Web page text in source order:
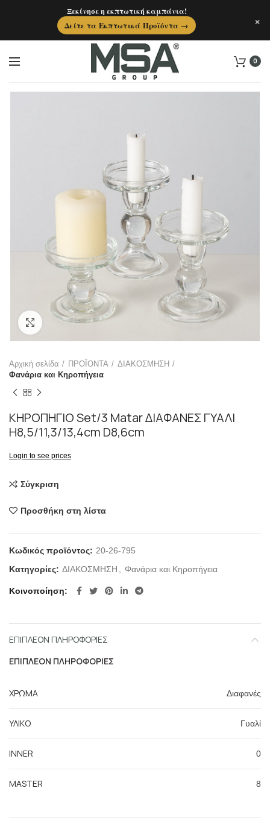
0
Click to enlarge
Αρχική σελίδα ΠΡΟΪΟΝΤΑ
ΔΙΑΚΟΣΜΗΣΗ
Φανάρια και Κηροπήγεια
ΚΗΡΟΠΗΓΙΟ Set/3 Matar ΔΙΑΦΑΝΕΣ ΓΥΑΛΙ
H8,5/11,3/13,4cm D8,6cm
Login to see prices
Σύγκριση
Προσθήκη στη λίστα
Κωδικός προϊόντος: 20-26-795
Κατηγορίες: ΔΙΑΚΟΣΜΗΣΗ Φανάρια και Κηροπήγεια
Κοινοποίηση
ΕΠΙΠΛΈΟΝ ΠΛΗΡΟΦΟΡΊΕΣ
ΕΠΙΠΛΈΟΝ ΠΛΗΡΟΦΟΡΊΕΣ
ΧΡΩΜΑ Διαφανές
ΥΛΙΚΟ Γυαλί
INNER 0
MASTER 8
Ξεκίνησε η εκπτωτική καμπάνια!
Δείτε τα Εκπτωτικά Προϊόντα →
×